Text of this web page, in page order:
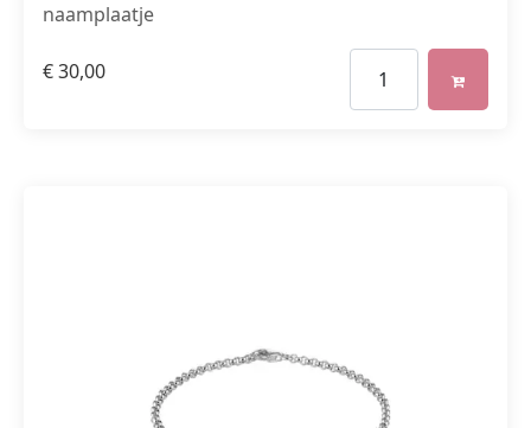
naamplaatje
€30,00